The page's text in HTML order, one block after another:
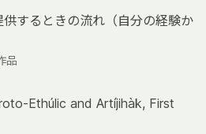
するときの流れ（自分の経験か
品
Ethúlic and Artíjihàk, First